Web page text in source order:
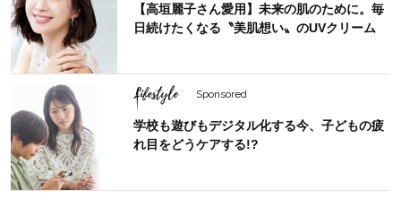
【高垣麗子さん愛用】未来の肌のために。毎
日続けたくなる〝美肌想い〟のUVクリーム
Lifestyle Sponsored
学校も遊びもデジタル化する今、子どもの疲
れ目をどうケアする!?